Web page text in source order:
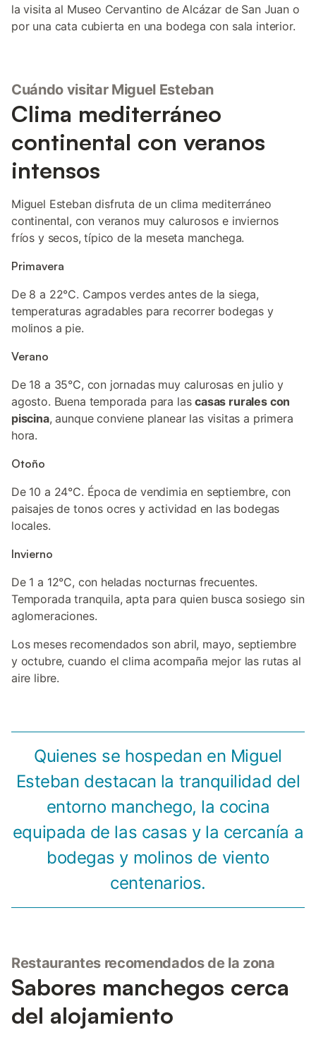
la visita al Museo Cervantino de Alcázar de San Juan o
por una cata cubierta en una bodega con sala interior.
Cuándo visitar Miguel Esteban
Clima mediterráneo
continental con veranos
intensos
Miguel Esteban disfruta de un clima mediterráneo
continental, con veranos muy calurosos e inviernos
fríos y secos, típico de la meseta manchega.
Primavera
De 8 a 22°C. Campos verdes antes de la siega,
temperaturas agradables para recorrer bodegas y
molinos a pie.
Verano
De 18 a 35°C, con jornadas muy calurosas en julio y
agosto. Buena temporada para lascasas rurales con
piscina, aunque conviene planear las visitas a primera
hora.
Otoño
De 10 a 24°C. Época de vendimia en septiembre, con
paisajes de tonos ocres y actividad en las bodegas
locales.
Invierno
De 1 a 12°C, con heladas nocturnas frecuentes.
Temporada tranquila, apta para quien busca sosiego sin
aglomeraciones.
Los meses recomendados son abril, mayo, septiembre
y octubre, cuando el clima acompaña mejor las rutas al
aire libre.
Quienes se hospedan en Miguel
Esteban destacan la tranquilidad del
entorno manchego, la cocina
equipada de las casas y la cercanía a
bodegas y molinos de viento
centenarios.
Restaurantes recomendados de la zona
Sabores manchegos cerca
del alojamiento